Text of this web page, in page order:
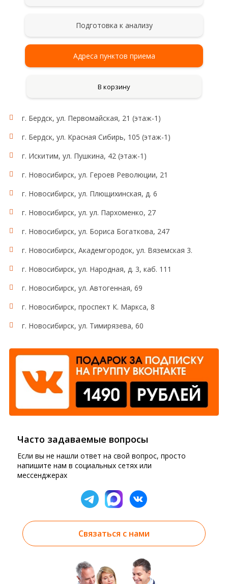
Подготовка к анализу
Адреса пунктов приема
В корзину
г. Бердск, ул. Первомайская, 21 (этаж-1)
г. Бердск, ул. Красная Сибирь, 105 (этаж-1)
г. Искитим, ул. Пушкина, 42 (этаж-1)
г. Новосибирск, ул. Героев Революции, 21
г. Новосибирск, ул. Плющихинская, д. 6
г. Новосибирск, ул. ул. Пархоменко, 27
г. Новосибирск, ул. Бориса Богаткова, 247
г. Новосибирск, Академгородок, ул. Вяземская 3.
г. Новосибирск, ул. Народная, д. 3, каб. 111
г. Новосибирск, ул. Автогенная, 69
г. Новосибирск, проспект К. Маркса, 8
г. Новосибирск, ул. Тимирязева, 60
Часто задаваемые вопросы
Если вы не нашли ответ на свой вопрос, просто
напишите нам в социальных сетях или
мессенджерах
Связаться с нами